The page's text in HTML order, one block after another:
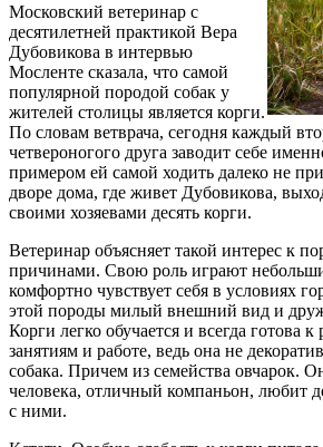
Московский ветеринар с
десятилетней практикой Вера
Дубовикова в интервью
Мосленте сказала, что самой
популярной породой собак у
жителей столицы является корги.
По словам ветврача, сегодня каждый
четвероногого друга заводит себе
примером ей самой ходить далеко не
дворе дома, где живет Дубовикова,
своими хозяевами десять корги.
Ветеринар объясняет такой интерес к
причинами. Свою роль играют
комфортно чувствует себя в условиях
этой породы милый внешний вид и
Корги легко обучается и всегда готова
занятиям и работе, ведь она не
собака. Причем из семейства овчарок.
человека, отличный компаньон, любит
с ними.